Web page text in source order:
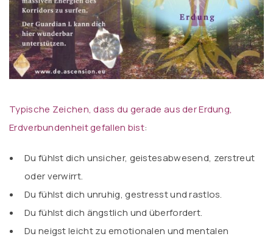
Typische Zeichen, dass du gerade aus der Erdung,
Erdverbundenheit gefallen bist:
Du fühlst dich unsicher, geistesabwesend, zerstreut
oder verwirrt.
Du fühlst dich unruhig, gestresst und rastlos.
Du fühlst dich ängstlich und überfordert.
Du neigst leicht zu emotionalen und mentalen